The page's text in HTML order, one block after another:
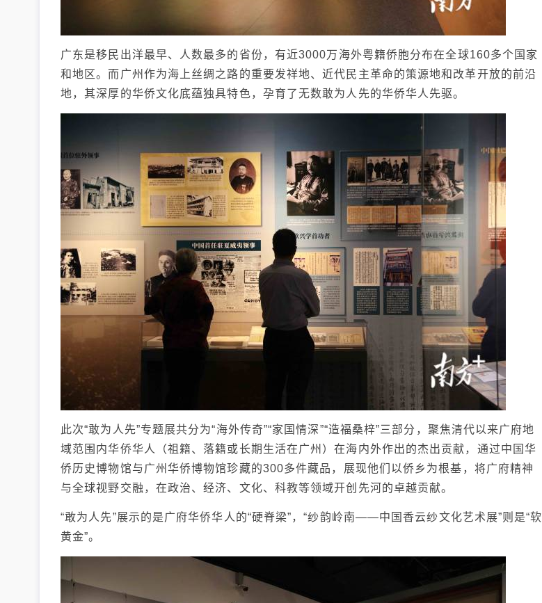
广东是移民出洋最早、人数最多的省份，有近3000万海外粤籍侨胞分布在全球160多个国家
和地区。而广州作为海上丝绸之路的重要发祥地、近代民主革命的策源地和改革开放的前沿
地，其深厚的华侨文化底蕴独具特色，孕育了无数敢为人先的华侨华人先驱。
此次“敢为人先”专题展共分为“海外传奇”“家国情深”“造福桑梓”三部分，聚焦清代以来广府地
域范围内华侨华人（祖籍、落籍或长期生活在广州）在海内外作出的杰出贡献，通过中国华
侨历史博物馆与广州华侨博物馆珍藏的300多件藏品，展现他们以侨乡为根基，将广府精神
与全球视野交融，在政治、经济、文化、科教等领域开创先河的卓越贡献。
“敢为人先”展示的是广府华侨华人的“硬脊梁”，“纱韵岭南——中国香云纱文化艺术展”则是“软
黄金”。